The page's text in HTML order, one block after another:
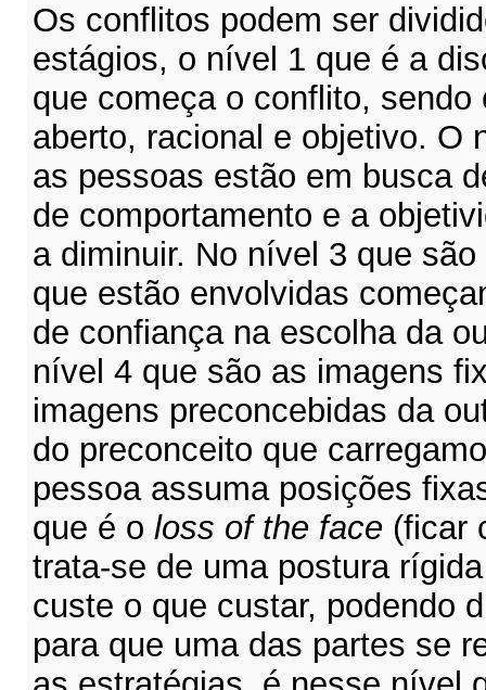
Os conflitos podem ser
estágios, o nível 1 que é a
que começa o conflito,
aberto, racional e objetivo. O
as pessoas estão em busca
de comportamento e a
a diminuir. No nível 3 que
que estão envolvidas
de confiança na escolha da
nível 4 que são as imagens
imagens preconcebidas da
do preconceito que
pessoa assuma posições
que é o loss of the face (ficar
trata-se de uma postura
custe o que custar, podendo
para que uma das partes se